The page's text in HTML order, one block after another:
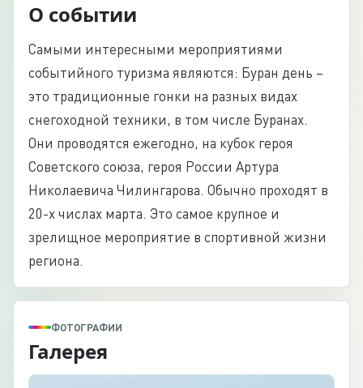
О событии
Самыми интересными мероприятиями
событийного туризма являются: Буран день –
это традиционные гонки на разных видах
снегоходной техники, в том числе Буранах.
Они проводятся ежегодно, на кубок героя
Советского союза, героя России Артура
Николаевича Чилингарова. Обычно проходят в
20-х числах марта. Это самое крупное и
зрелищное мероприятие в спортивной жизни
региона.
ФОТОГРАФИИ
Галерея